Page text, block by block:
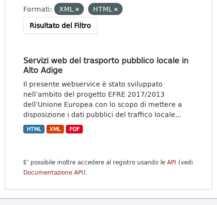
Formati:
XML
HTML
Risultato del Filtro
Servizi web del trasporto pubblico locale in
Alto Adige
Il presente webservice è stato sviluppato
nell’ambito del progetto EFRE 2017/2013
dell’Unione Europea con lo scopo di mettere a
disposizione i dati pubblici del traffico locale...
HTML XML PDF
E' possibile inoltre accedere al registro usando le API (vedi
Documentazione API).